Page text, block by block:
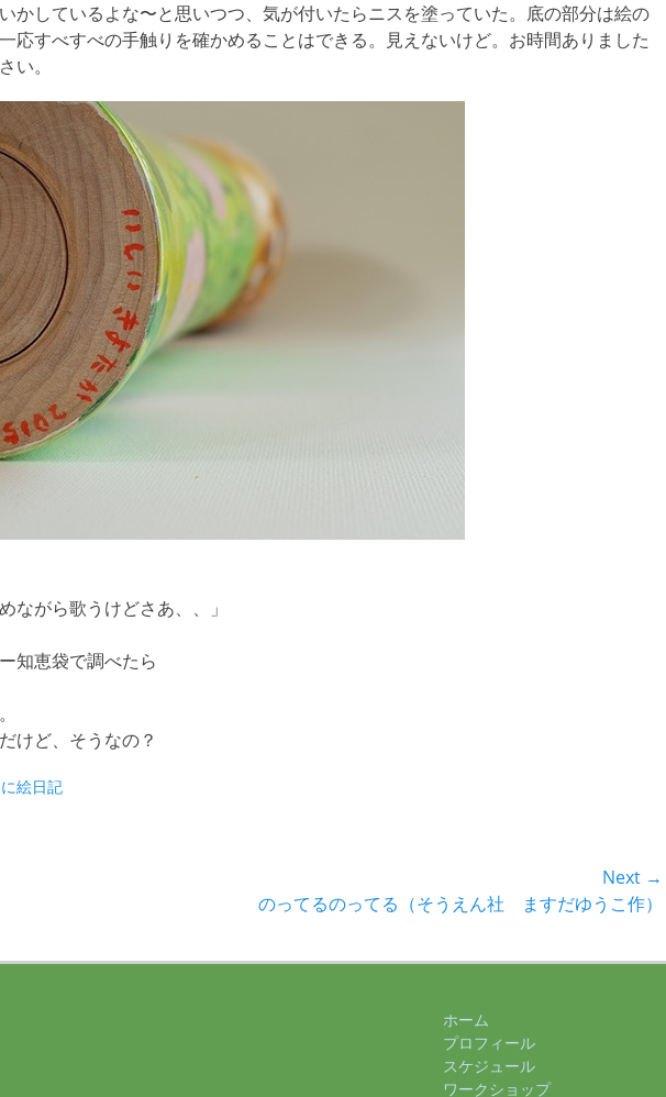
かしているよな〜と思いつつ、気が付いたらニスを塗っていた。底の部分は絵の
応すべすべの手触りを確かめることはできる。見えないけど。お時間ありました
い。
ながら歌うけどさあ、、」
知恵袋で調べたら
けど、そうなの？
絵日記
Next →
Nextのってるのってる（そうえん社 ますだゆうこ作）
ホーム
プロフィール
スケジュール
ワークショップ